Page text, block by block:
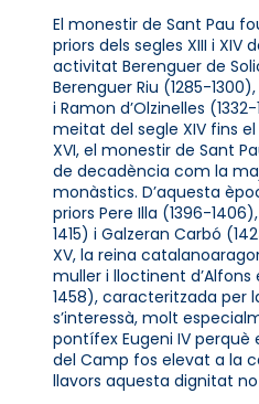
El monestir de Sant Pau
priors dels segles XIII i XIV
activitat Berenguer de
Berenguer Riu (1285-
i Ramon d’Olzinelles
meitat del segle XIV fins
XVI, el monestir de Sant
de decadència com la
monàstics. D’aquesta
priors Pere Illa (1396-
1415) i Galzeran Carbó
XV, la reina
muller i lloctinent
1458), caracteritzada per
s’interessà, molt
pontífex Eugeni IV perquè
del Camp fos elevat a la
llavors aquesta dignitat